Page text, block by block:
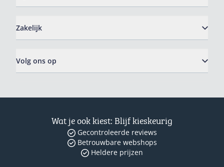
Zakelijk
Volg ons op
Wat je ook kiest: Blijf kieskeurig
Gecontroleerde reviews
Betrouwbare webshops
Heldere prijzen